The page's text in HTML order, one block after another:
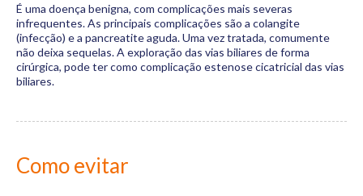
É uma doença benigna, com complicações mais severas
infrequentes. As principais complicações são a colangite
(infecção) e a pancreatite aguda. Uma vez tratada, comumente
não deixa sequelas. A exploração das vias biliares de forma
cirúrgica, pode ter como complicação estenose cicatricial das vias
biliares.
Como evitar